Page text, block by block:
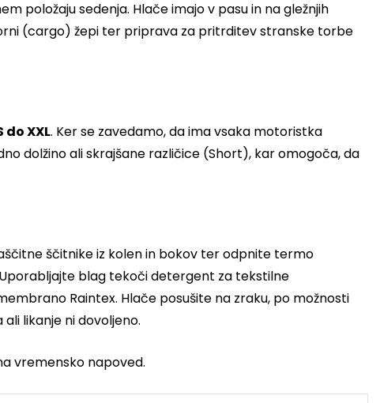
položaju sedenja. Hlače imajo v pasu in na gležnjih
(cargo) žepi ter priprava za pritrditev stranske torbe
do XXL. Ker se zavedamo, da ima vsaka motoristka
dolžino ali skrajšane različice (Short), kar omogoča, da
ščitnike iz kolen in bokov ter odpnite termo
blag tekoči detergent za tekstilne
Raintex. Hlače posušite na zraku, po možnosti
likanje ni dovoljeno.
vremensko napoved.